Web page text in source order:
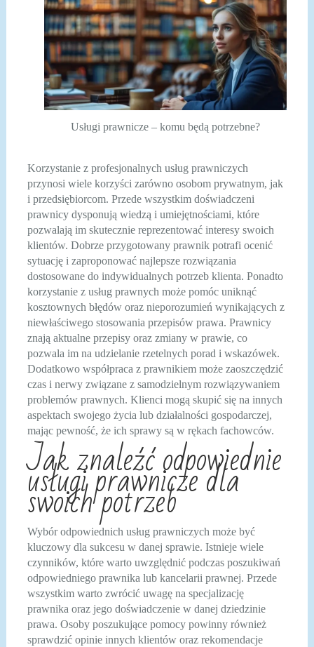
Usługi prawnicze – komu będą potrzebne?
Korzystanie z profesjonalnych usług prawniczych
przynosi wiele korzyści zarówno osobom prywatnym, jak
i przedsiębiorcom. Przede wszystkim doświadczeni
prawnicy dysponują wiedzą i umiejętnościami, które
pozwalają im skutecznie reprezentować interesy swoich
klientów. Dobrze przygotowany prawnik potrafi ocenić
sytuację i zaproponować najlepsze rozwiązania
dostosowane do indywidualnych potrzeb klienta. Ponadto
korzystanie z usług prawnych może pomóc uniknąć
kosztownych błędów oraz nieporozumień wynikających z
niewłaściwego stosowania przepisów prawa. Prawnicy
znają aktualne przepisy oraz zmiany w prawie, co
pozwala im na udzielanie rzetelnych porad i wskazówek.
Dodatkowo współpraca z prawnikiem może zaoszczędzić
czas i nerwy związane z samodzielnym rozwiązywaniem
problemów prawnych. Klienci mogą skupić się na innych
aspektach swojego życia lub działalności gospodarczej,
mając pewność, że ich sprawy są w rękach fachowców.
Jak znaleźć odpowiednie
usługi prawnicze dla
swoich potrzeb
Wybór odpowiednich usług prawniczych może być
kluczowy dla sukcesu w danej sprawie. Istnieje wiele
czynników, które warto uwzględnić podczas poszukiwań
odpowiedniego prawnika lub kancelarii prawnej. Przede
wszystkim warto zwrócić uwagę na specjalizację
prawnika oraz jego doświadczenie w danej dziedzinie
prawa. Osoby poszukujące pomocy powinny również
sprawdzić opinie innych klientów oraz rekomendacje